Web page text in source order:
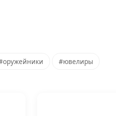
#ювелиры